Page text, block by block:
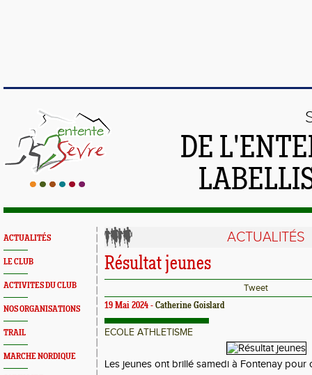
DE
ACTUALITÉS
LE CLUB
ACTIVITES DU CLUB
NOS ORGANISATIONS
TRAIL
MARCHE NORDIQUE
ACTUALITÉS
Résultat jeunes
Tweet
19 Mai 2024 - Catherine Goislard
ECOLE ATHLETISME
Les jeunes ont brillé samedi à Fontenay pour